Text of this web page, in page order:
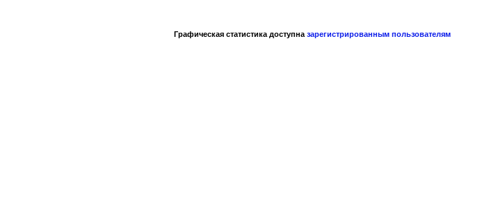
Графическая статистика доступна зарегистрированным пользователям